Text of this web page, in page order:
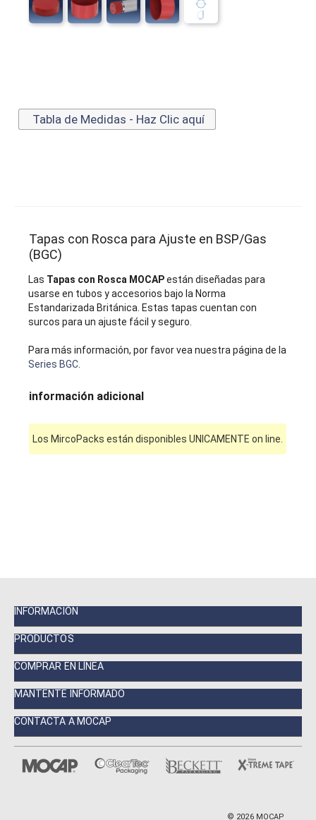
Tabla de Medidas - Haz Clic aquí
Tapas con Rosca para Ajuste en BSP/Gas
(BGC)
Las Tapas con Rosca MOCAPestán diseñadas para
usarse en tubos y accesorios bajo la Norma
Estandarizada Británica. Estas tapas cuentan con
surcos para un ajuste fácil y seguro.
Para más información, por favor vea nuestra página de la
Series BGC.
información adicional
Los MircoPacks están disponibles UNICAMENTE on line.
INFORMACIÓN
PRODUCTOS
COMPRAR EN LÍNEA
MANTENTE INFORMADO
CONTACTA A MOCAP
© 2026 MOCAP